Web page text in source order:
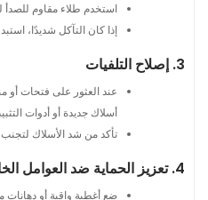
استخدم طلاء مقاوم للصدأ
إذا كان التآكل شديدًا،
3. إصلاح التلفيات
عند العثور على فتحات أو
أسلاك جديدة أو أدوات
تأكد من شد الأسلاك
4. تعزيز الحماية ضد العوامل الخارجية
ضع أغطية واقية أو